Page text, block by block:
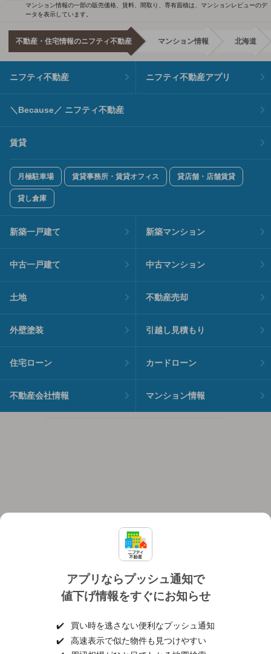
アプリならプッシュ通知で
値下げ情報をすぐにお知らせ
✔️
買い時を逃さない便利なプッシュ通知
✔️
高速表示で似た物件も見つけやすい
マンション情報の一部の販売価格、賃料、間取り、専有面積は、マンションレビューのデ
ータを表示しています。
不動産・住宅情報のニフティ不動産 マンション情報 北海道
ニフティ不動産 ニフティ不動産アプリ
＼Because／ ニフティ不動産
賃貸
月極駐車場 賃貸事務所・賃貸オフィス 貸店舗・店舗賃貸
貸し倉庫
新築一戸建て 新築マンション
中古一戸建て 中古マンション
土地 不動産売却
外壁塗装 引越し見積もり
住宅ローン カードローン
不動産会社情報 マンション情報
個人情報保護ポリシー 利用規約
ヘルプ・お問い合わせ 採用情報